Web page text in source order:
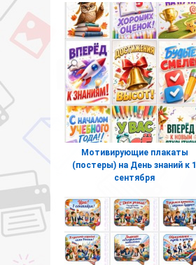
Мотивирующие плакаты
(постеры) на День знаний к 1
сентября